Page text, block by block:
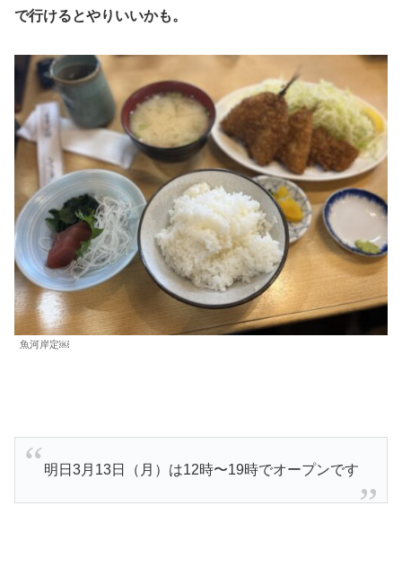
で行けるとやりいいかも。
魚河岸定￼
明日3月13日（月）は12時〜19時でオープンです